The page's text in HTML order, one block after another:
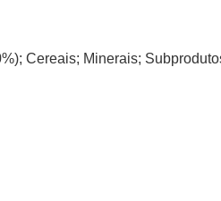
Cereais; Minerais;